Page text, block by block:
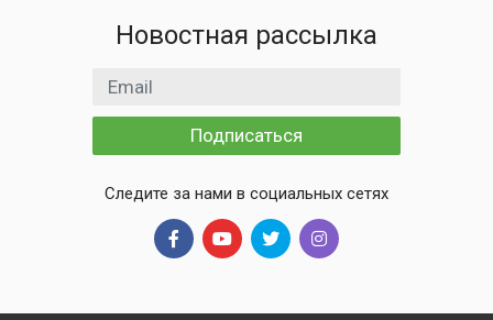
Новостная рассылка
Email адрес
Подписаться
Следите за нами в социальных сетях